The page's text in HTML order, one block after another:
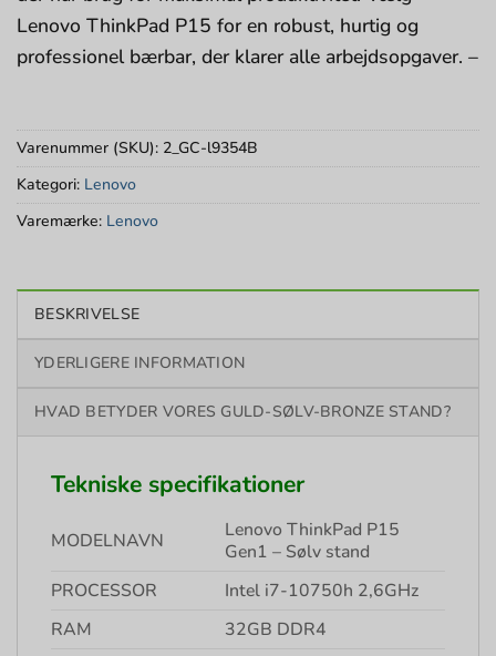
Lenovo ThinkPad P15 for en robust, hurtig og
professionel bærbar, der klarer alle arbejdsopgaver. –
Varenummer (SKU): 2_GC-l9354B
Kategori: Lenovo
Varemærke: Lenovo
BESKRIVELSE
YDERLIGERE INFORMATION
HVAD BETYDER VORES GULD-SØLV-BRONZE STAND?
Tekniske specifikationer
MODELNAVN
Lenovo ThinkPad P15
Gen1 – Sølv stand
PROCESSOR
Intel i7-10750h 2,6GHz
RAM
32GB DDR4